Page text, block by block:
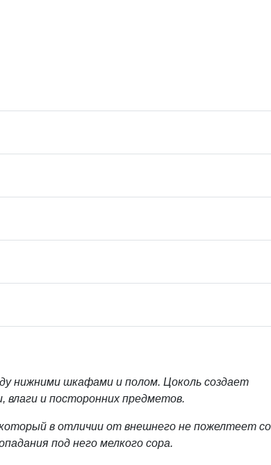
нижними шкафами и полом. Цоколь создает
влаги и посторонних предметов.
в отличии от внешнего не пожелтеет со
под него мелкого сора.